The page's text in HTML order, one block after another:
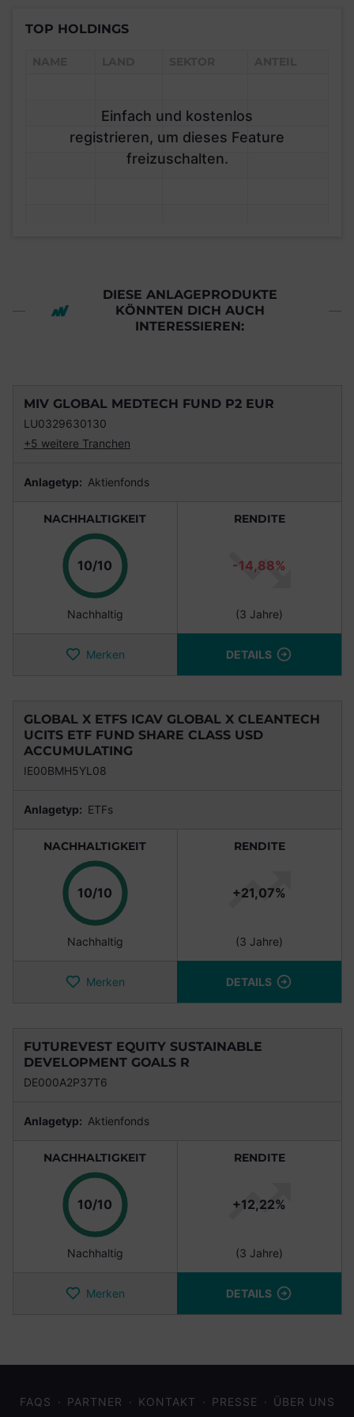
TOP HOLDINGS
Einfach und kostenlos
registrieren, um dieses Feature
freizuschalten.
DIESE ANLAGEPRODUKTE
KÖNNTEN DICH AUCH
INTERESSIEREN:
MIV GLOBAL MEDTECH FUND P2 EUR
LU0329630130
+5 weitere Tranchen
Anlagetyp: Aktienfonds
NACHHALTIGKEIT
10/10 Punkte
Nachhaltig
RENDITE
-14,88%
(3 Jahre)
Merken DETAILS
GLOBAL X ETFS ICAV GLOBAL X CLEANTECH
UCITS ETF FUND SHARE CLASS USD
ACCUMULATING
IE00BMH5YL08
Anlagetyp: ETFs
NACHHALTIGKEIT
10/10 Punkte
Nachhaltig
RENDITE
+21,07%
(3 Jahre)
Merken DETAILS
FUTUREVEST EQUITY SUSTAINABLE
DEVELOPMENT GOALS R
DE000A2P37T6
Anlagetyp: Aktienfonds
NACHHALTIGKEIT
10/10 Punkte
Nachhaltig
RENDITE
+12,22%
(3 Jahre)
Merken DETAILS
FAQS PARTNER KONTAKT PRESSE ÜBER UNS